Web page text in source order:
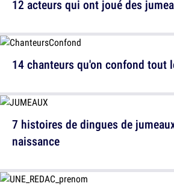
14 chanteurs qu'on confond tout
12 acteurs qui ont joué des
7 histoires de dingues de
naissance